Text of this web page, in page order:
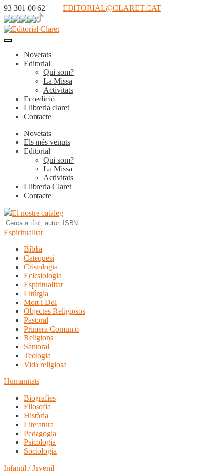
93 301 00 62 | EDITORIAL@CLARET.CAT
Novetats
Editorial
Qui som?
La Missa
Activitats
Ecoedició
Llibreria claret
Contacte
Novetats
Els més venuts
Editorial
Qui som?
La Missa
Activitats
Llibreria Claret
Contacte
El nostre catàleg
Espiritualitat
Bíblia
Catequesi
Cristologia
Eclesiologia
Espiritualitat
Litúrgia
Mort i Dol
Objectes Religiosos
Pastoral
Primera Comunió
Religions
Santoral
Teologia
Vida religiosa
Humanitats
Biografies
Filosofia
Història
Literatura
Pedagogia
Psicologia
Sociologia
Infantil / Juvenil